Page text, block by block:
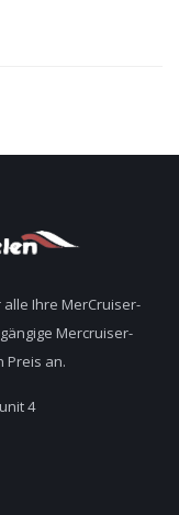
Ihre MerCruiser-
Mercruiser-
Preis an.
4